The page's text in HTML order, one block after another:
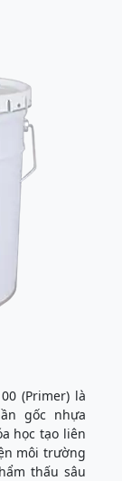
(Primer) là
gốc nhựa
học tạo liên
môi trường
thấu sâu